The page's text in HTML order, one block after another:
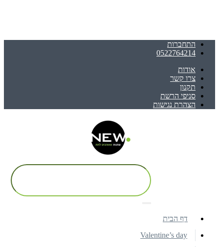
התחברות
0522764214
אודות
צרו קשר
תקנון
סניפי הרשת
הצהרת נגישות
דף הבית
Valentine’s day